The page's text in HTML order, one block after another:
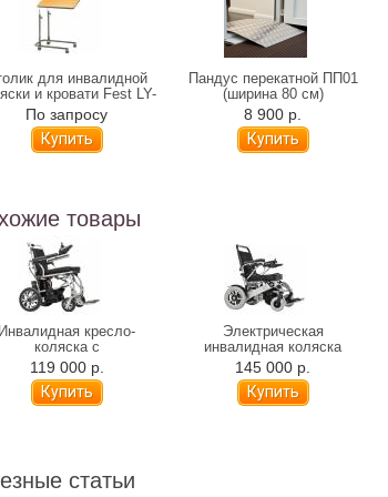
для инвалидной
и кровати Fest LY-
600-119
По запросу
Пандус перекатной ПП01
(ширина 80 см)
8 900 р.
товары
Инвалидная кресло-
коляска с
Ortonica
Pulse 620 (складная)
119 000 р.
Электрическая
инвалидная коляска
Ortonica Pulse 640
(складная)
145 000 р.
статьи